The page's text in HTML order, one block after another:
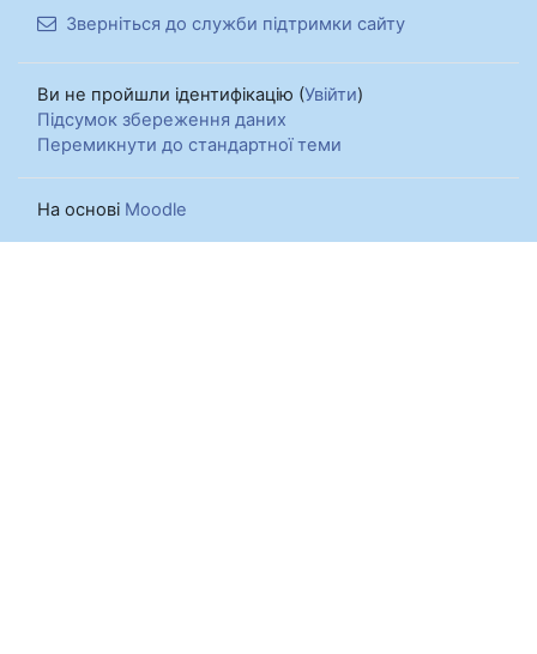
Зверніться до служби підтримки сайту
Ви не пройшли ідентифікацію (Увійти)
Підсумок збереження даних
Перемикнути до стандартної теми
На основі Moodle